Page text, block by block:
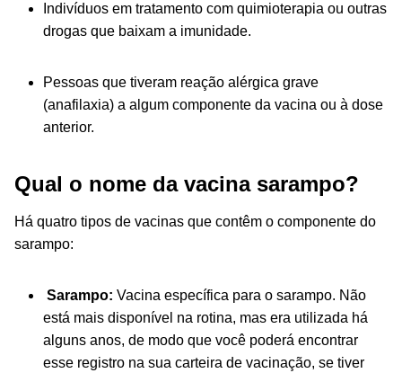
Indivíduos em tratamento com quimioterapia ou outras
drogas que baixam a imunidade.
Pessoas que tiveram reação alérgica grave
(anafilaxia) a algum componente da vacina ou à dose
anterior.
Qual o nome da vacina sarampo?
Há quatro tipos de vacinas que contêm o componente do
sarampo:
Sarampo: Vacina específica para o sarampo. Não
está mais disponível na rotina, mas era utilizada há
alguns anos, de modo que você poderá encontrar
esse registro na sua carteira de vacinação, se tiver